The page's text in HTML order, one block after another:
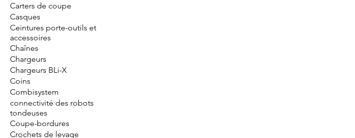
Carters de coupe
Casques
Ceintures porte-outils et
accessoires
Chaînes
Chargeurs
Chargeurs BLi-X
Coins
Combisystem
connectivité des robots
tondeuses
Coupe-bordures
Crochets de levage